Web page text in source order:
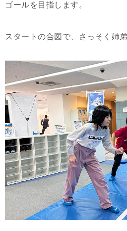
ゴールを目指します。
スタートの合図で、さっそく姉